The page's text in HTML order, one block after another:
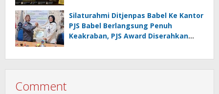
Silaturahmi Ditjenpas Babel Ke Kantor
PJS Babel Berlangsung Penuh
Keakraban, PJS Award Diserahkan
Comment